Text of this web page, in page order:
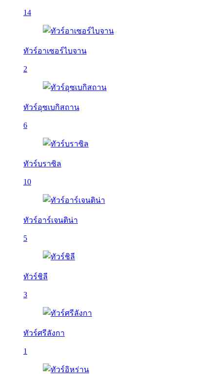
14
ทัวร์อาเซอร์ไบจาน
2
ทัวร์อุซเบกิสถาน
6
ทัวร์บราซิล
10
ทัวร์อาร์เจนติน่า
5
ทัวร์ชิลี
3
ทัวร์ศรีลังกา
1